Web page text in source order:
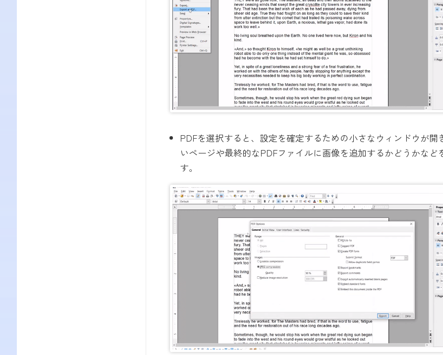
PDFを選択すると、設定を確定するための小さなウィンドウが開
いページや最終的なPDFファイルに画像を追加するかどうかなど
す。